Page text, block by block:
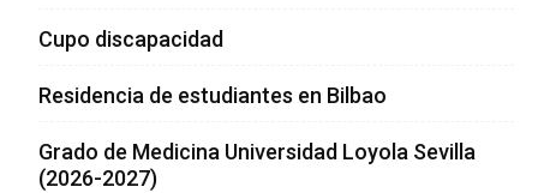
Cupo discapacidad
Residencia de estudiantes en Bilbao
Grado de Medicina Universidad Loyola Sevilla
(2026-2027)